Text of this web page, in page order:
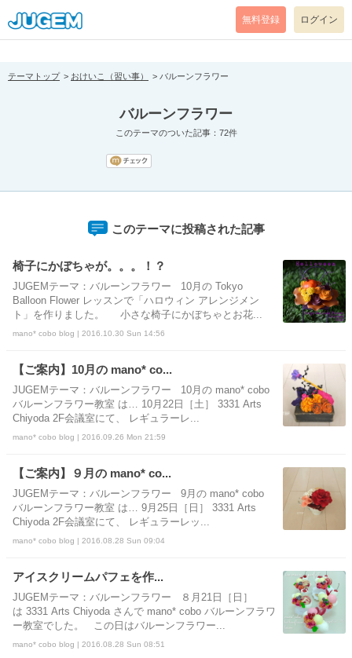
[pear_error: message="Success" code=0 mode=return level=notice
prefix="" info=""]
無料登録 ログイン
テーマトップ おけいこ（習い事） バルーンフラワー
バルーンフラワー
このテーマのついた記事：72件
このテーマに投稿された記事
椅子にかぼちゃが。。。！？
JUGEMテーマ：バルーンフラワー 10月の Tokyo
Balloon Flower レッスンで「ハロウィン アレンジメン
ト」を作りました。 小さな椅子にかぼちゃとお花...
mano* cobo blog | 2016.10.30 Sun 14:56
【ご案内】10月の mano* co...
JUGEMテーマ：バルーンフラワー 10月の mano* cobo
バルーンフラワー教室 は… 10月22日［土］ 3331 Arts
Chiyoda 2F会議室にて、 レギュラーレ...
mano* cobo blog | 2016.09.26 Mon 21:59
【ご案内】９月の mano* co...
JUGEMテーマ：バルーンフラワー 9月の mano* cobo
バルーンフラワー教室 は… 9月25日［日］ 3331 Arts
Chiyoda 2F会議室にて、 レギュラーレッ...
mano* cobo blog | 2016.08.28 Sun 09:04
アイスクリームパフェを作...
JUGEMテーマ：バルーンフラワー ８月21日［日］
は 3331 Arts Chiyoda さんで mano* cobo バルーンフラワ
ー教室でした。 この日はバルーンフラワー...
mano* cobo blog | 2016.08.28 Sun 08:51